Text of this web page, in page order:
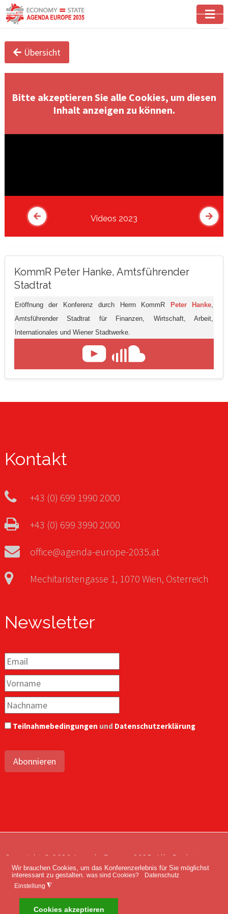
Wir brauchen Cookies, um das Konferenzerlebnis für Sie möglichst
interessant zu gestalten. was sind Cookies? Datenschutz
Einstellung ◮
Cookies akzeptieren
Übersicht
Bitte akzeptieren Sie alle Cookies, um diesen
Inhalt anzeigen zu können.
Videos 2023
KommR Peter Hanke, Amtsführender
Stadtrat
Eröffnung der Konferenz durch Herrn KommR Peter Hanke
Amtsführender Stadtrat für Finanzen, Wirtschaft, Arbeit,
Internationales und Wiener Stadtwerke.
Kontakt
+43 (0) 699 1990 2000
+43 (0) 699 3990 2000
office@agenda-europe-2035.at
Mechitaristengasse 1, 1070 Wien, Österreich
Newsletter
Teilnahmebedingungen und Datenschutzerklärung
Abonnieren
Copyright © 2026 Agenda Europe 2035. Alle Rechte
vorbehalten.